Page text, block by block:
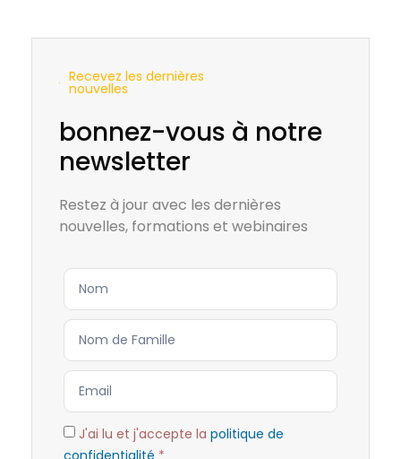
Recevez les dernières
nouvelles
bonnez-vous à notre
newsletter
Restez à jour avec les dernières
nouvelles, formations et webinaires
J'ai lu et j'accepte la politique de
confidentialité *